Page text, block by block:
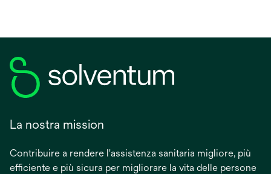
La nostra mission
Contribuire a rendere l'assistenza sanitaria migliore, più
efficiente e più sicura per migliorare la vita delle persone